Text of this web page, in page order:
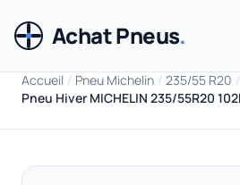
Achat Pneus.
Accueil / Pneu Michelin / 235/55 R20 /
Pneu Hiver MICHELIN 235/55R20